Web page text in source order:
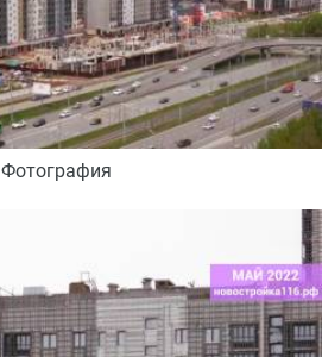
Фотография